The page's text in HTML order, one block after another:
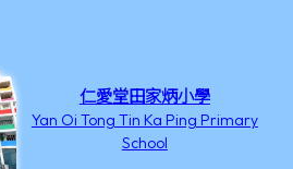
仁愛堂田家炳小學
Yan Oi Tong Tin Ka Ping Primary
School